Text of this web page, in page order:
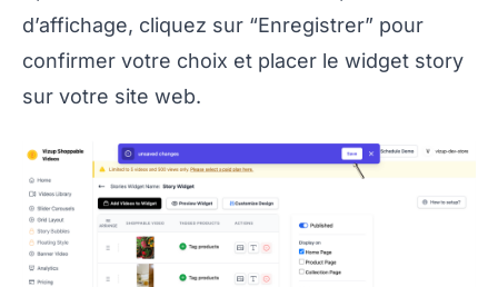
d’affichage, cliquez sur “Enregistrer” pour
confirmer votre choix et placer le widget story
sur votre site web.